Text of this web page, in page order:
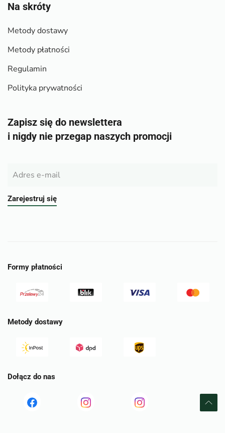
Na skróty
Metody dostawy
Metody płatności
Regulamin
Polityka prywatności
Zapisz się do newslettera
i nigdy nie przegap naszych promocji
Zarejestruj się
Formy płatności
Metody dostawy
Dołącz do nas